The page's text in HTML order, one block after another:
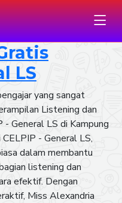
LS
yang sangat
Listening dan
- General LS di Kampung
- General LS,
dalam membantu
listening dan
efektif. Dengan
Miss Alexandria